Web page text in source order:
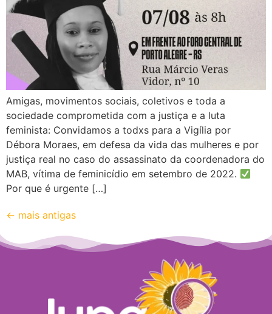
Amigas, movimentos sociais, coletivos e toda a
sociedade comprometida com a justiça e a luta
feminista: Convidamos a todxs para a Vigília por
Débora Moraes, em defesa da vida das mulheres e por
justiça real no caso do assassinato da coordenadora do
MAB, vítima de feminicídio em setembro de 2022.
Por que é urgente […]
← mais antigas